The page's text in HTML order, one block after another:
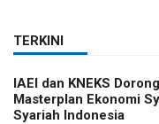
TERKINI
IAEI dan KNEKS
Masterplan Ekonomi
Syariah Indonesia